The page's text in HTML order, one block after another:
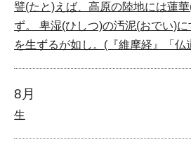
譬(たと)えば、高原の陸地には蓮
ず。 卑湿(ひしつ)の汚泥(おでい)
を生ずるが如し。(『維摩経』「仏
8月
生